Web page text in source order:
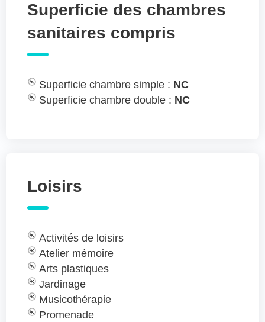
Superficie des chambres
sanitaires compris
Superficie chambre simple : NC
Superficie chambre double : NC
Loisirs
Activités de loisirs
Atelier mémoire
Arts plastiques
Jardinage
Musicothérapie
Promenade